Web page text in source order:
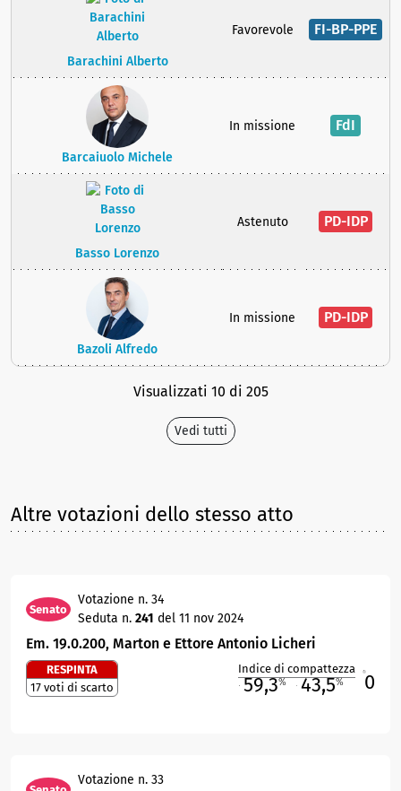
Barachini Alberto
Favorevole FI-BP-PPE
Barcaiuolo Michele
In missione FdI
Basso Lorenzo
Astenuto PD-IDP
Bazoli Alfredo
In missione PD-IDP
Visualizzati 10 di 205
Vedi tutti
Altre votazioni dello stesso atto
Senato
Votazione n. 34
Seduta n. 241 del 11 nov 2024
Em. 19.0.200, Marton e Ettore Antonio Licheri
RESPINTA
17 voti di scarto
Indice di compattezza
59,3% 43,5% 0
Votazione n. 33